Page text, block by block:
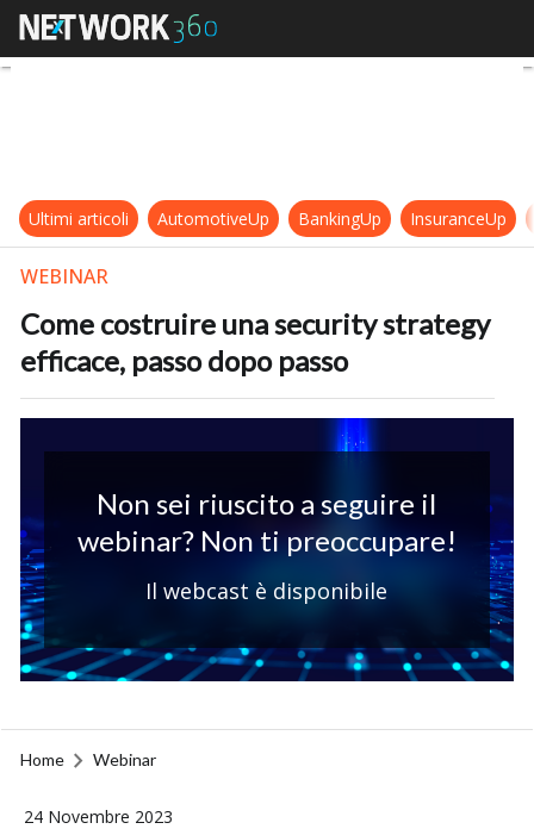
Come costruire una security
Ultimi articoli AutomotiveUp BankingUp InsuranceUp
WEBINAR
Come costruire una security strategy
efficace, passo dopo passo
Non sei riuscito a seguire il
webinar? Non ti preoccupare!
Il webcast è disponibile
Home Webinar
24 Novembre 2023